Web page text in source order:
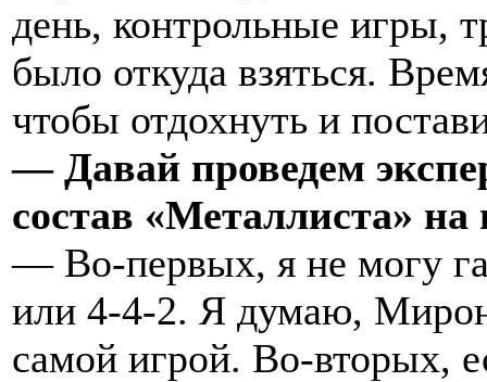
день, контрольные игры,
было откуда взяться.
чтобы отдохнуть и
— Давай проведем
состав «Металлиста»
— Во-первых, я не могу
или 4-4-2. Я думаю,
самой игрой. Во-вторых,